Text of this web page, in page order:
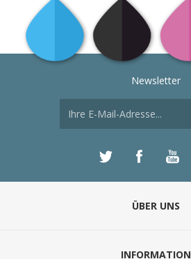
Newsletter
ÜBER UNS
INFORMATION